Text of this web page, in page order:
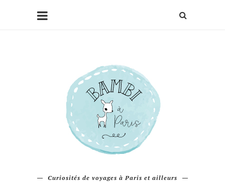
Curiosités de voyages à Paris et ailleurs